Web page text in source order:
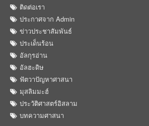
ติดต่อเรา
ประกาศจาก Admin
ข่าวประชาสัมพันธ์
ประเด็นร้อน
อัลกุรอ่าน
อัลฮะดิษ
ฟัตวาปัญหาศาสนา
มุสลิมมะฮ์
ประวัติศาสตร์อิสลาม
บทความศาสนา